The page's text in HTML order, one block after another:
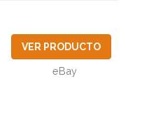
VER PRODUCTO
eBay